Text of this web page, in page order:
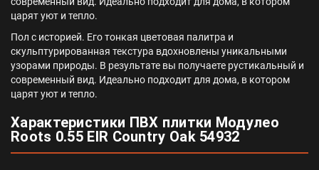
царят уют и тепло.
Пол с историей. Его тонкая цветовая палитра и
скульптурированная текстура вдохновлены уникальными
узорами природы. В результате вы получаете рустикальный и
современный вид. Идеально подходит для дома, в котором
царят уют и тепло.
Характеристики ПВХ плитки Модулео
Roots 0.55 EIR Country Oak 54932